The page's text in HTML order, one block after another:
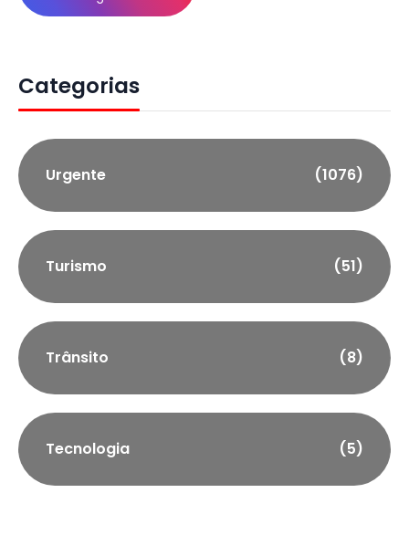
Categorias
Urgente (1076)
Turismo (51)
Trânsito (8)
Tecnologia (5)